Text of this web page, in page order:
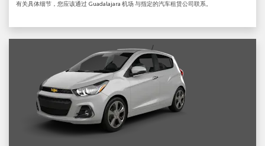
有关具体细节，您应该通过 Guadalajara 机场 与指定的汽车租赁公司联系。